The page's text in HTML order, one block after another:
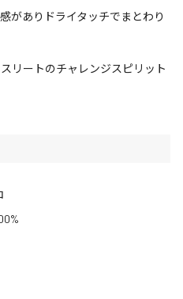
がありドライタッチでまとわり
リートのチャレンジスピリット